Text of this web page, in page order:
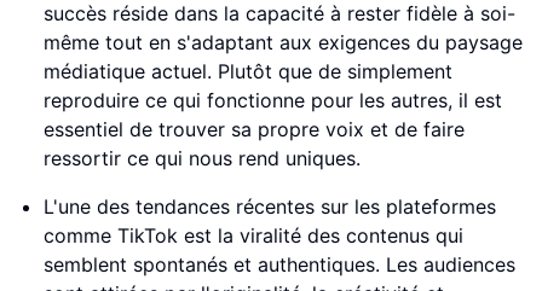
succès réside dans la capacité à rester fidèle à soi-
même tout en s'adaptant aux exigences du paysage
médiatique actuel. Plutôt que de simplement
reproduire ce qui fonctionne pour les autres, il est
essentiel de trouver sa propre voix et de faire
ressortir ce qui nous rend uniques.
L'une des tendances récentes sur les plateformes
comme TikTok est la viralité des contenus qui
semblent spontanés et authentiques. Les audiences